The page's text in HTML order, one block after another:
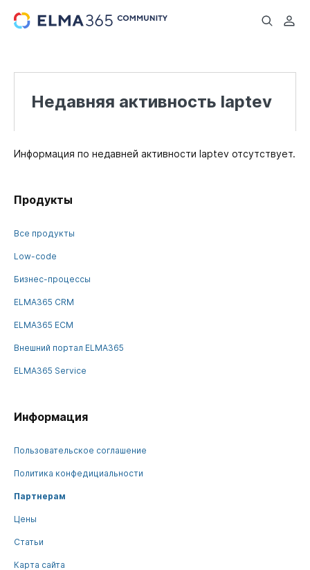
...
Недавняя активность laptev
Информация по недавней активности laptev отсутствует.
Продукты
Все продукты
Low-code
Бизнес-процессы
ELMA365 CRM
ELMA365 ECM
Внешний портал ELMA365
ELMA365 Service
Информация
Пользовательское соглашение
Политика конфедициальности
Партнерам
Цены
Статьи
Карта сайта